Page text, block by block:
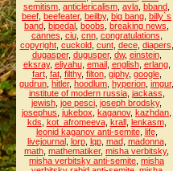
semitism anticlericalism avla bband
beef beefeater, beilby, big bang billy`s
band bipedal boobs breaking news
cannes ciu, cnn, congratulations
copyright, cuckold, cunt, dece, diapers
dugasper, dugusper, dw, einstein,
eksray, eliyahu, email, english, erlang,
fart, fat, filthy, filton, giphy, google,
gudrun hitler, hoodlum hyperion imgur,
institute of modern russia, jackass
jewish joe pesci joseph brodsky,
josephus jukebox kaganov, kazhdan
kds kot_afromeeva, krall, lenkasm,
leonid kaganov anti-semite, life,
livejournal, lorp, lqp, mad, madonna,
math mathematiker, misha verbitsky,
misha verbitsky anti-semite misha